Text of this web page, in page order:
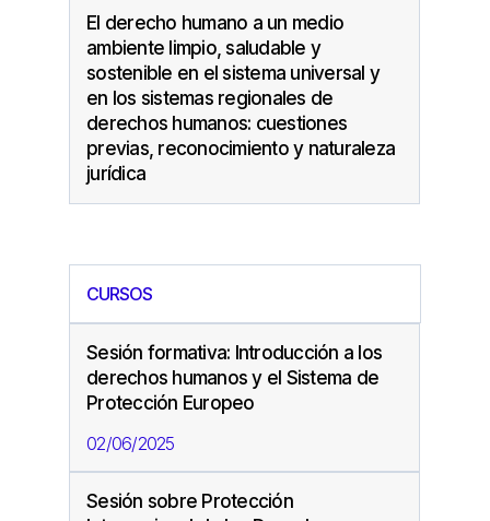
El derecho humano a un medio
ambiente limpio, saludable y
sostenible en el sistema universal y
en los sistemas regionales de
derechos humanos: cuestiones
previas, reconocimiento y naturaleza
jurídica
CURSOS
Sesión formativa: Introducción a los
derechos humanos y el Sistema de
Protección Europeo
02/06/2025
Sesión sobre Protección